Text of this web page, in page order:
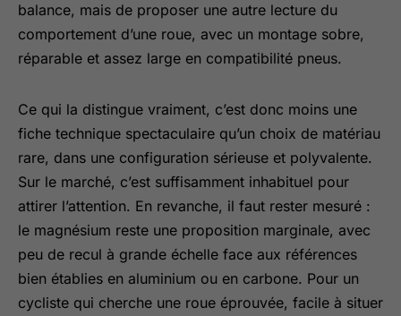
balance, mais de proposer une autre lecture du
comportement d’une roue, avec un montage sobre,
réparable et assez large en compatibilité pneus.
Ce qui la distingue vraiment, c’est donc moins une
fiche technique spectaculaire qu’un choix de matériau
rare, dans une configuration sérieuse et polyvalente.
Sur le marché, c’est suffisamment inhabituel pour
attirer l’attention. En revanche, il faut rester mesuré :
le magnésium reste une proposition marginale, avec
peu de recul à grande échelle face aux références
bien établies en aluminium ou en carbone. Pour un
cycliste qui cherche une roue éprouvée, facile à situer